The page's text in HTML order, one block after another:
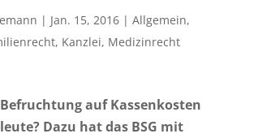
| Jan. 15, 2016| Allgemein,
, Kanzlei, Medizinrecht
auf Kassenkosten
Dazu hat das BSG mit